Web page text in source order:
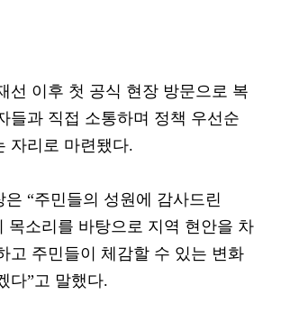
선 이후 첫 공식 현장 방문으로 복
들과 직접 소통하며 정책 우선순
자리로 마련됐다.
은 “주민들의 성원에 감사드린
목소리를 바탕으로 지역 현안을 차
고 주민들이 체감할 수 있는 변화
다”고 말했다.